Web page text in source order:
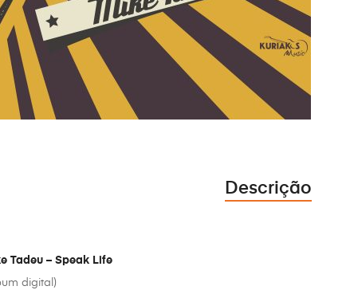
Descrição
Tadeu – Speak Life
digital)